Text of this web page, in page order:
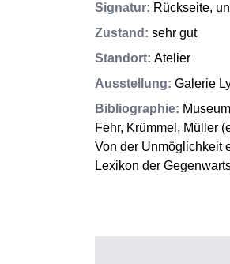
Signatur: Rückseite,
Zustand : sehr gut
Standort: Atelier
Ausstellung: Galerie
Bibliographie:
Fehr, Krümmel, Müller
Von der Unmöglichkeit
Lexikon der